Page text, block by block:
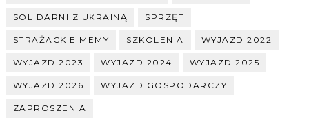
SOLIDARNI Z UKRAINĄ SPRZĘT
STRAŻACKIE MEMY SZKOLENIA WYJAZD 2022
WYJAZD 2023 WYJAZD 2024 WYJAZD 2025
WYJAZD 2026 WYJAZD GOSPODARCZY
ZAPROSZENIA